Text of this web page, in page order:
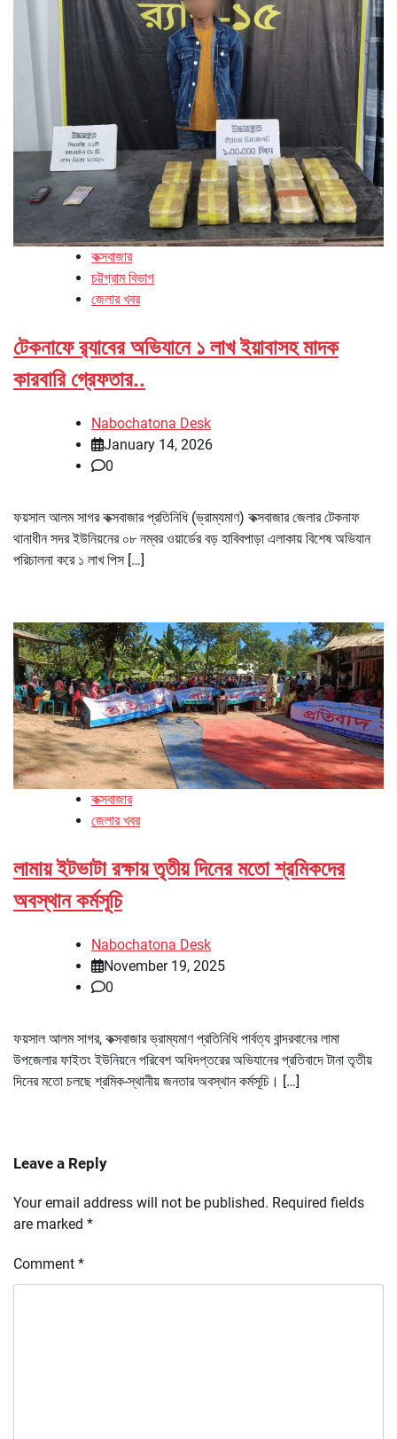
কক্সবাজার
চট্টগ্রাম বিভাগ
জেলার খবর
টেকনাফে র‌্যাবের অভিযানে ১ লাখ ইয়াবাসহ মাদক
কারবারি গ্রেফতার..
Nabochatona Desk
January 14, 2026
0
ফয়সাল আলম সাগর কক্সবাজার প্রতিনিধি (ভ্রাম্যমাণ) কক্সবাজার জেলার টেকনাফ
থানাধীন সদর ইউনিয়নের ০৮ নম্বর ওয়ার্ডের বড় হাবিবপাড়া এলাকায় বিশেষ অভিযান
পরিচালনা করে ১ লাখ পিস […]
কক্সবাজার
জেলার খবর
লামায় ইটভাটা রক্ষায় তৃতীয় দিনের মতো শ্রমিকদের
অবস্থান কর্মসূচি
Nabochatona Desk
November 19, 2025
0
ফয়সাল আলম সাগর, কক্সবাজার ভ্রাম্যমাণ প্রতিনিধি পার্বত্য বান্দরবানের লামা
উপজেলার ফাইতং ইউনিয়নে পরিবেশ অধিদপ্তরের অভিযানের প্রতিবাদে টানা তৃতীয়
দিনের মতো চলছে শ্রমিক-স্থানীয় জনতার অবস্থান কর্মসূচি। […]
Leave a Reply
Your email address will not be published. Required fields
are marked *
Comment *